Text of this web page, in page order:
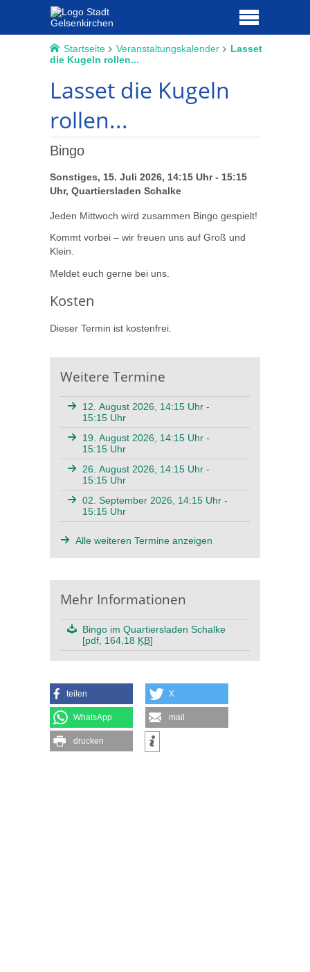
Startseite Veranstaltungskalender
Lasset
die Kugeln rollen...
Lasset die Kugeln
rollen...
Bingo
Sonstiges, 15. Juli 2026, 14:15 Uhr - 15:15
Uhr, Quartiersladen Schalke
Jeden Mittwoch wird zusammen Bingo gespielt!
Kommt vorbei – wir freuen uns auf Groß und
Klein.
Meldet euch gerne bei uns.
Kosten
Dieser Termin ist kostenfrei.
Weitere Termine
12. August 2026, 14:15 Uhr -
15:15 Uhr
19. August 2026, 14:15 Uhr -
15:15 Uhr
26. August 2026, 14:15 Uhr -
15:15 Uhr
02. September 2026, 14:15 Uhr -
15:15 Uhr
Alle weiteren Termine anzeigen
Mehr Informationen
Bingo im Quartiersladen Schalke
[pdf, 164,18 KB]
teilen X
WhatsApp mail
drucken